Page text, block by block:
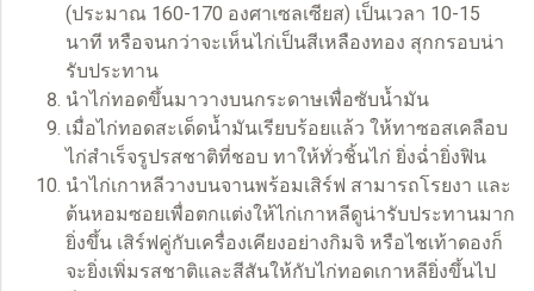
(ประมาณ 160-170 องศาเซลเซียส) เป็นเวลา 10-15
นาที หรือจนกว่าจะเห็นไก่เป็นสีเหลืองทอง สุกกรอบน่า
รับประทาน
นำไก่ทอดขึ้นมาวางบนกระดาษเพื่อซับน้ำมัน
เมื่อไก่ทอดสะเด็ดน้ำมันเรียบร้อยแล้ว ให้ทาซอสเคลือบ
ไก่สำเร็จรูปรสชาติที่ชอบ ทาให้ทั่วชิ้นไก่ ยิ่งฉ่ำยิ่งฟิน
นำไก่เกาหลีวางบนจานพร้อมเสิร์ฟ สามารถโรยงา และ
ต้นหอมซอยเพื่อตกแต่งให้ไก่เกาหลีดูน่ารับประทานมาก
ยิ่งขึ้น เสิร์ฟคู่กับเครื่องเคียงอย่างกิมจิ หรือไชเท้าดองก็
จะยิ่งเพิ่มรสชาติและสีสันให้กับไก่ทอดเกาหลียิ่งขึ้นไป